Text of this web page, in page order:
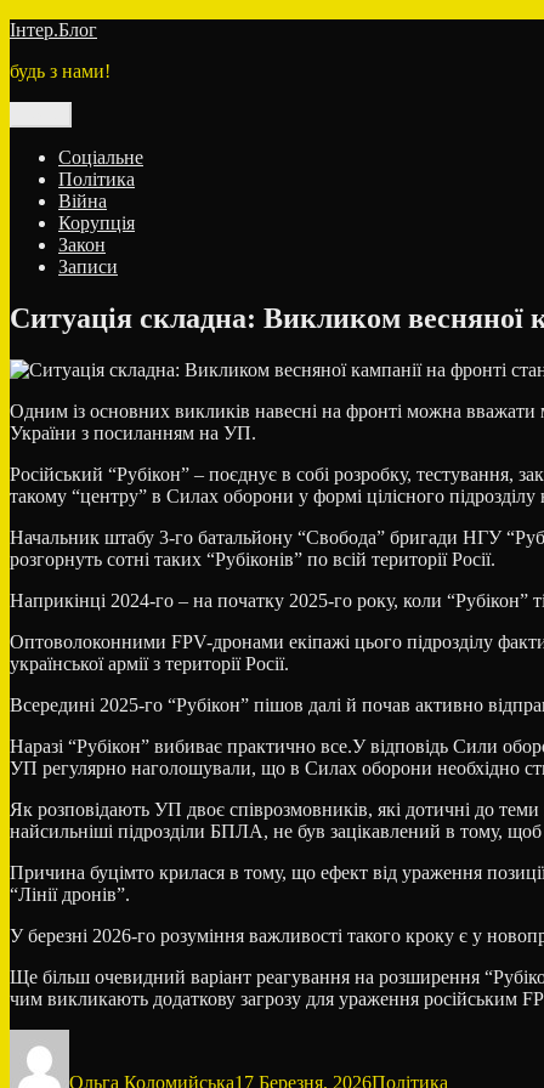
Перейти
вмісту
Інтер.Блог
будь з нами!
Соціальне
Політика
Війна
Корупція
Закон
Записи
Ситуація складна: Викликом весняної
Одним із основних викликів навесні на фронті можна вважати
України з посиланням на УП.
Російський “Рубікон” – поєднує в собі розробку, тестування,
такому “центру” в Силах оборони у формі цілісного підрозділу
Начальник штабу 3-го батальйону “Свобода” бригади НГУ
розгорнуть сотні таких “Рубіконів” по всій території Росії.
Наприкінці 2024-го – на початку 2025-го року, коли “Рубікон”
Оптоволоконними FPV-дронами екіпажі цього підрозділу
української армії з території Росії.
Всередині 2025-го “Рубікон” пішов далі й почав активно
Наразі “Рубікон” вибиває практично все.У відповідь Сили
УП регулярно наголошували, що в Силах оборони необхідно
Як розповідають УП двоє співрозмовників, які дотичні до
найсильніші підрозділи БПЛА, не був зацікавлений в тому,
Причина буцімто крилася в тому, що ефект від ураження
“Лінії дронів”.
У березні 2026-го розуміння важливості такого кроку є у
Ще більш очевидний варіант реагування на розширення
чим викликають додаткову загрозу для ураження російським
Ольга Коломийська17 Березня, 2026Політика